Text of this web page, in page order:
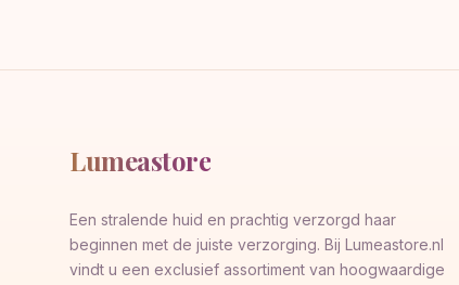
Lumeastore
Een stralende huid en prachtig verzorgd haar
beginnen met de juiste verzorging. Bij Lumeastore.nl
vindt u een exclusief assortiment van hoogwaardige